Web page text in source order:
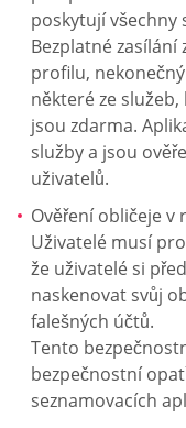
poskytují všechny
Bezplatné
profilu,
některé ze
jsou zdarma.
služby a jsou
uživatelů.
Ověření obličeje v
Uživatelé musí
že uživatelé si
naskenovat svůj
falešných účtů.
Tento
bezpečnostní
seznamovacích